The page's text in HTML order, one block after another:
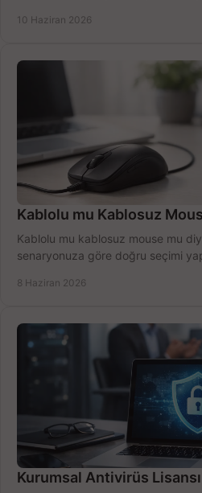
10 Haziran 2026
Kablolu mu Kablosuz
Kablolu mu kablosuz mouse mu
senaryonuza göre doğru seçimi
8 Haziran 2026
Kurumsal Antivirüs